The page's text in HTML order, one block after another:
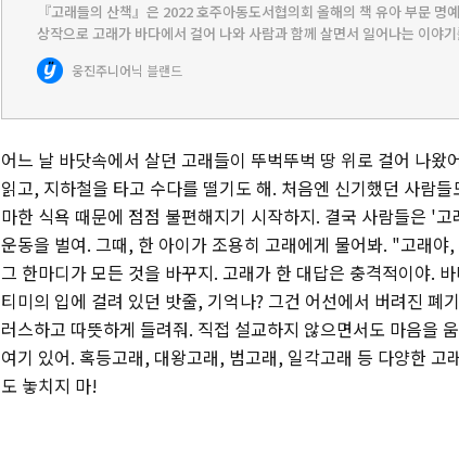
『고래들의 산책』은 2022 호주아동도서협의회 올해의 책 유아 부문 명
상작으로 고래가 바다에서 걸어 나와 사람과 함께 살면서 일어나는 이야
았다. 고래들은 사람처럼 헬멧을 쓰고 자전거를 타고, 공원에서 놀이를 즐기
발레리나와 공연에 출연하기도…
웅진주니어닉 블랜드
어느 날 바닷속에서 살던 고래들이 뚜벅뚜벅 땅 위로 걸어 나
읽고, 지하철을 타고 수다를 떨기도 해. 처음엔 신기했던 사람
마한 식욕 때문에 점점 불편해지기 시작하지. 결국 사람들은 '
운동을 벌여. 그때, 한 아이가 조용히 고래에게 물어봐. "고래야
그 한마디가 모든 것을 바꾸지. 고래가 한 대답은 충격적이야.
티미의 입에 걸려 있던 밧줄, 기억나? 그건 어선에서 버려진 폐
러스하고 따뜻하게 들려줘. 직접 설교하지 않으면서도 마음을
여기 있어. 혹등고래, 대왕고래, 범고래, 일각고래 등 다양한 고
도 놓치지 마!